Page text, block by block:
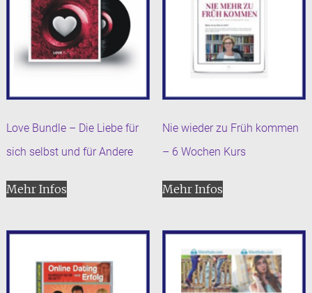
Love Bundle – Die Liebe für
sich selbst und für Andere
Mehr Infos
Nie wieder zu Früh kommen
– 6 Wochen Kurs
Mehr Infos